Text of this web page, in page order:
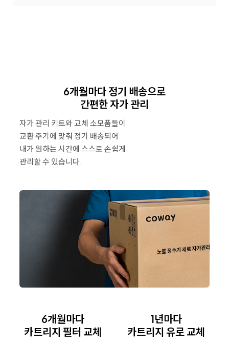
6개월마다 정기 배송으로
간편한 자가 관리
자가 관리 키트와 교체 소모품들이
교환 주기에 맞춰 정기 배송되어
내가 원하는 시간에 스스로 손쉽게
관리할 수 있습니다.
6개월마다
카트리지 필터 교체
1년마다
카트리지 유로 교체